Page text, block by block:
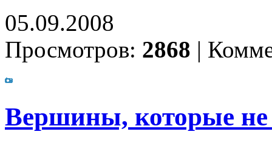
05.09.2008
Просмотров: 2868 |
Вершины, которые не